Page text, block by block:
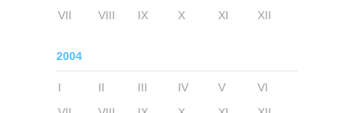
VII
VIII IX X XI XII
2004
I II III IV V
VI